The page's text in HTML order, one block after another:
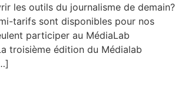
les outils du journalisme de demain?
tarifs sont disponibles pour nos
participer au MédiaLab
troisième édition du Médialab